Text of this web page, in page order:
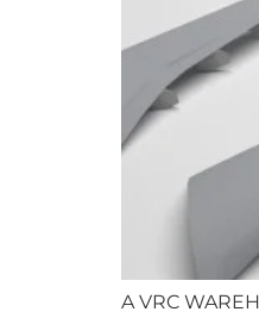
A VRC